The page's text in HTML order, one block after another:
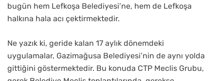
bugün hem Lefkoşa Belediyesi’ne, hem de Lefkoşa
halkına hala acı çektirmektedir.
Ne yazık ki, geride kalan 17 aylık dönemdeki
uygulamalar, Gazimağusa Belediyesi’nin de aynı yolda
gittiğini göstermektedir. Bu konuda CTP Meclis Grubu,